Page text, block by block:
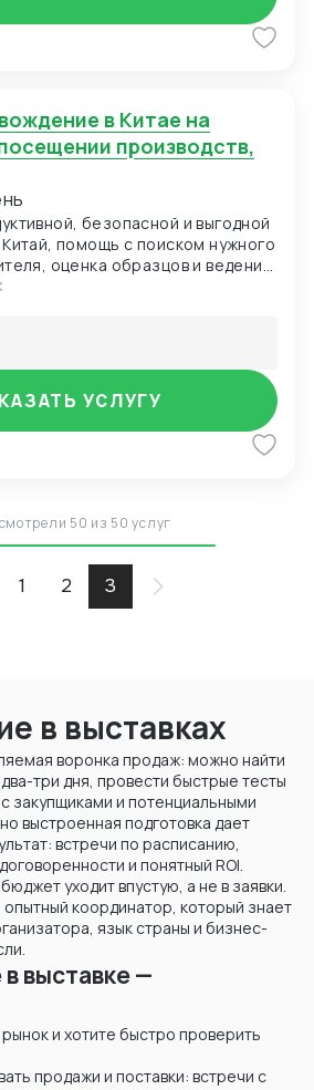
производств,
безопасной и выгодной
помощь с поиском нужного
оценка образцов и ведение
языке, также добьюсь
и доведу сделку до
УСЛУГУ
50 из 50 услуг
1 2 3
в выставках
воронка продаж: можно найти
три дня, провести быстрые тесты
закупщиками и потенциальными
выстроенная подготовка дает
встречи по расписанию,
и понятный ROI.
уходит впустую, а не в заявки.
координатор, который знает
язык страны и бизнес-
выставке —
и хотите быстро проверить
продажи и поставки: встречи с